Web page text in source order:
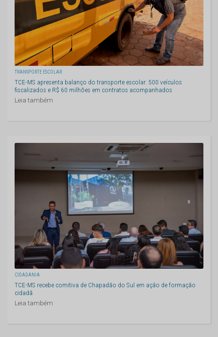
TRANSPORTE ESCOLAR
TCE-MS apresenta balanço do transporte escolar: 500 veículos
fiscalizados e R$ 60 milhões em contratos acompanhados
Leia também
CIDADANIA
TCE-MS recebe comitiva de Chapadão do Sul em ação de formação
cidadã
Leia também